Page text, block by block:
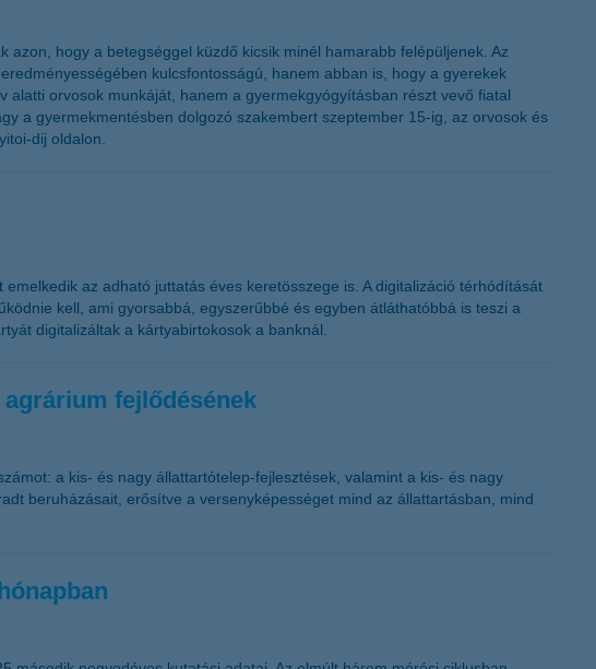
hogy a betegséggel küzdő kicsik minél hamarabb felépüljenek. Az
kulcsfontosságú, hanem abban is, hogy a gyerekek
orvosok munkáját, hanem a gyermekgyógyításban részt vevő fiatal
a gyermekmentésben dolgozó szakembert szeptember 15-ig, az orvosok és
dij oldalon.
az adható juttatás éves keretösszege is. A digitalizáció térhódítását
kell, ami gyorsabbá, egyszerűbbé és egyben átláthatóbbá is teszi a
digitalizáltak a kártyabirtokosok a banknál.
fejlődésének
a kis- és nagy állattartótelep-fejlesztések, valamint a kis- és nagy
beruházásait, erősítve a versenyképességet mind az állattartásban, mind